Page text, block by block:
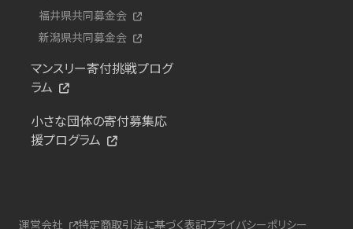
福井県共同募金会
新潟県共同募金会
マンスリー寄付挑戦プログ
ラム
小さな団体の寄付募集応
援プログラム
運営会社 特定商取引法に基づく表記プライバシーポリシー